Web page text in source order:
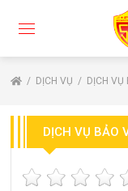
DỊCH VỤ DỊCH VỤ
DỊCH VỤ BẢO